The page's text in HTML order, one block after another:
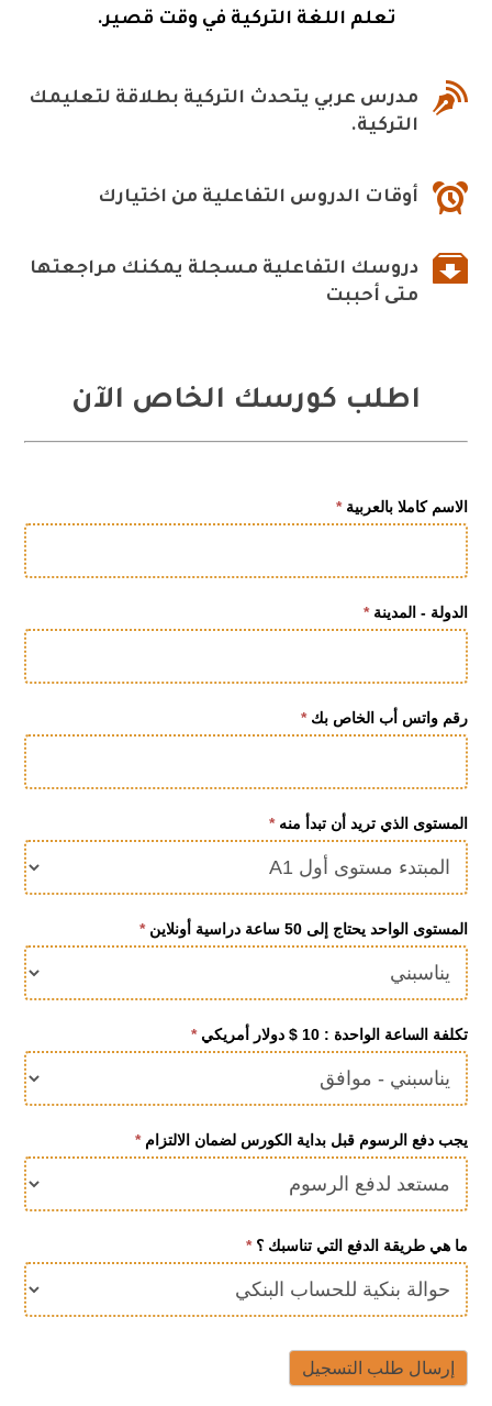
تعلم اللغة التركية في وقت قصير.

مدرس عربي يتحدث التركية بطلاقة لتعليمك
التركية.
 أوقات الدروس التفاعلية من اختيارك

دروسك التفاعلية مسجلة يمكنك مراجعتها
متى أحببت
اطلب كورسك الخاص الآن
كورس
خاص
لغة
تركية
الاسم كاملا بالعربية*
الدولة - المدينة*
رقم واتس أب الخاص بك*
المستوى الذي تريد أن تبدأ منه*
المستوى الواحد يحتاج إلى 50 ساعة دراسية أونلاين *
تكلفة الساعة الواحدة : 10 $ دولار أمريكي *
يجب دفع الرسوم قبل بداية الكورس لضمان الالتزام*
ما هي طريقة الدفع التي تناسبك ؟*
إرسال طلب التسجيل